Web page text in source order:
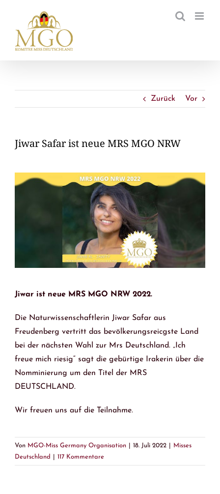
springen
Zurück Vor
Jiwar Safar ist neue MRS MGO NRW
Jiwar ist neue MRS MGO NRW 2022.
Die Naturwissenschaftlerin Jiwar Safar aus
Freudenberg vertritt das bevölkerungsreicgste Land
bei der nächsten Wahl zur Mrs Deutschland. „Ich
freue mich riesig“ sagt die gebürtige Irakerin über die
Nomminierung um den Titel der MRS
DEUTSCHLAND.
Wir freuen uns auf die Teilnahme.
Von MGO-Miss Germany Organisation 18. Juli 2022
Misses
Deutschland
117 Kommentare